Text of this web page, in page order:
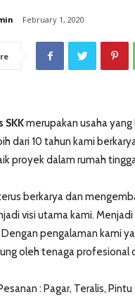
February 1, 2020
SKKmerupakan usaha yang
dari 10 tahun kami
proyek dalam rumah
berkarya dan
visi utama kami.
pengalaman kami
oleh tenaga profesional
: Pagar, Teralis,